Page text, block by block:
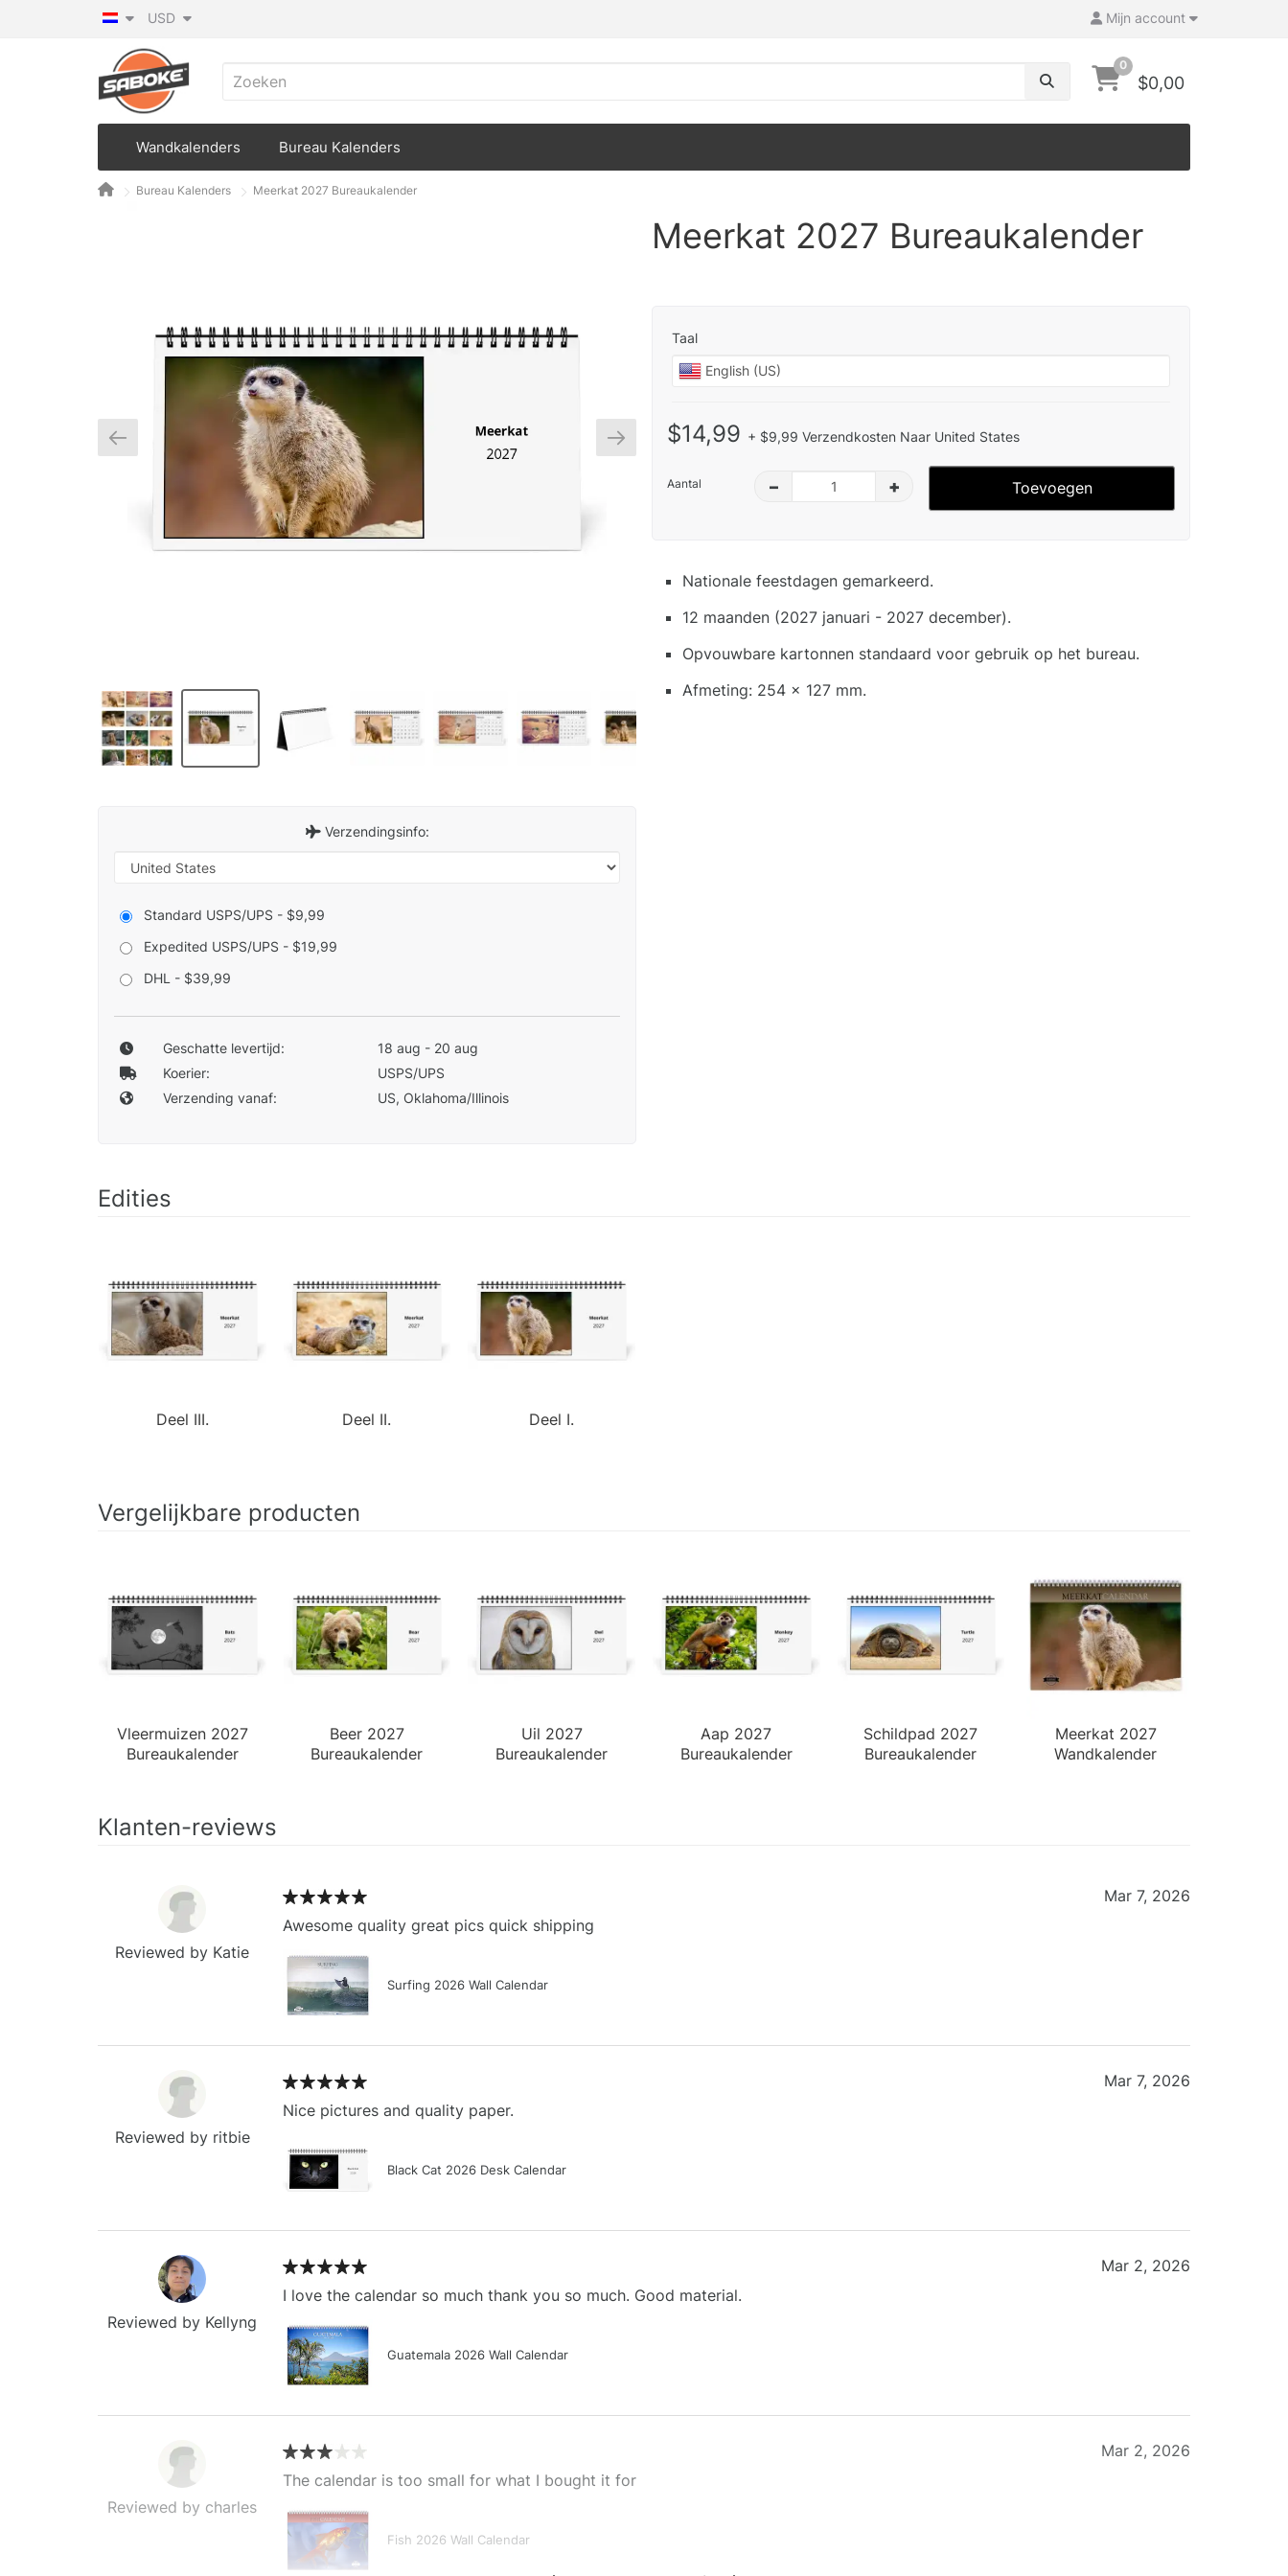
Mijn account
USD
0
$0,00
Wandkalenders Bureau Kalenders
Bureau Kalenders Meerkat 2027 Bureaukalender
Verzendingsinfo:
Standard USPS/UPS - $9,99
Expedited USPS/UPS - $19,99
DHL - $39,99
Geschatte levertijd:
18 aug - 20 aug
Koerier:
USPS/UPS
Verzending vanaf:
US, Oklahoma/Illinois
Meerkat 2027 Bureaukalender
Taal
$14,99 + $9,99 Verzendkosten Naar United States
Aantal – + Toevoegen
Nationale feestdagen gemarkeerd.
12 maanden (2027 januari - 2027 december).
Opvouwbare kartonnen standaard voor gebruik op het bureau.
Afmeting: 254 x 127 mm.
Edities
Deel III. Deel II. Deel I.
Vergelijkbare producten
Vleermuizen 2027
Bureaukalender
Beer 2027
Bureaukalender
Uil 2027
Bureaukalender
Aap 2027
Bureaukalender
Schildpad 2027
Bureaukalender
Meerkat 2027
Wandkalender
Klanten-reviews
Reviewed by Katie
Awesome quality great pics quick shipping
Surfing 2026 Wall Calendar
Mar 7, 2026
Reviewed by ritbie
Nice pictures and quality paper.
Black Cat 2026 Desk Calendar
Mar 7, 2026
Reviewed by Kellyng
I love the calendar so much thank you so much. Good material.
Guatemala 2026 Wall Calendar
Mar 2, 2026
Reviewed by charles
The calendar is too small for what I bought it for
Fish 2026 Wall Calendar
Mar 2, 2026